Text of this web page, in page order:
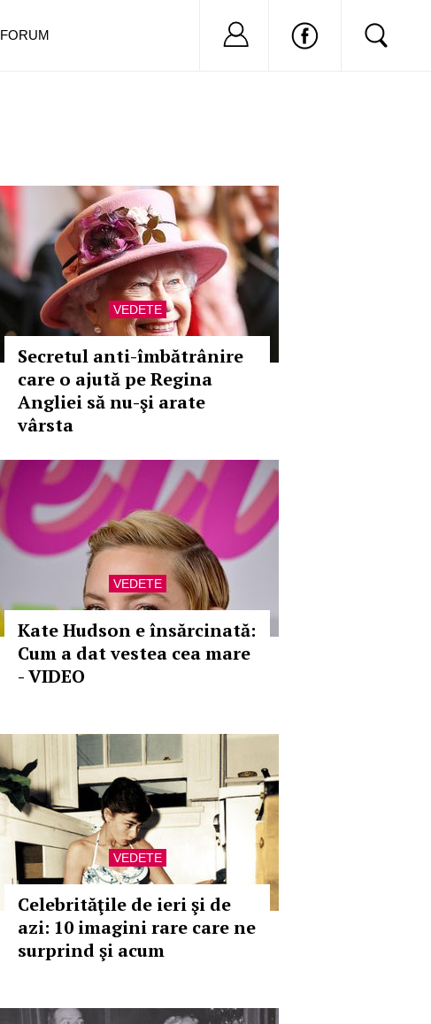
VEDETE
Secretul anti-îmbătrânire
care o ajută pe Regina
Angliei să nu-şi arate
vârsta
VEDETE
Kate Hudson e însărcinată:
Cum a dat vestea cea mare
- VIDEO
VEDETE
Celebrităţile de ieri şi de
azi: 10 imagini rare care ne
surprind şi acum
FORUM Nu ai cont?